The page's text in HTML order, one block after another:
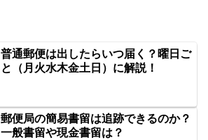
普通郵便は出したらいつ届く？曜日ご
と（月火水木金土日）に解説！
郵便局の簡易書留は追跡できるのか？
一般書留や現金書留は？